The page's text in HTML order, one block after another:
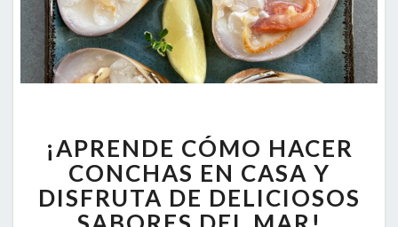
CÓMO
HACER
CONCHAS
EN
¡APRENDE CÓMO HACER
CONCHAS EN CASA Y
DISFRUTA DE DELICIOSOS